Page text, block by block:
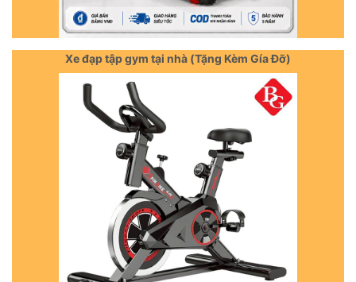
Xe đạp tập gym tại nhà (Tặng Kèm Gía Đỡ)